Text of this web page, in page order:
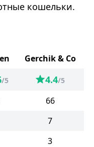
кошельки.
Gerchik & Co
/5 4.4/5
66
7
3